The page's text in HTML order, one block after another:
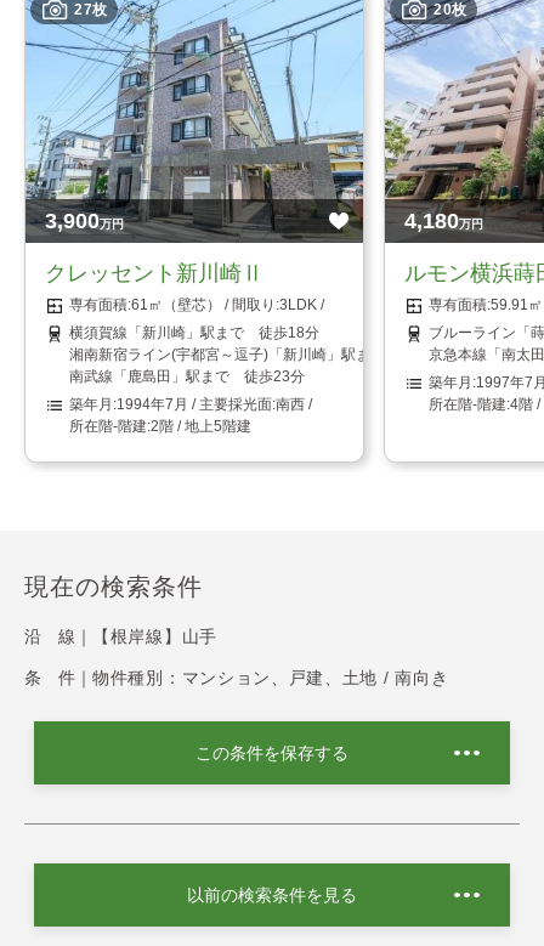
27枚
3,900万円
クレッセント新川崎Ⅱ
61㎡（壁芯）
3LDK
横須賀線「新川崎」駅まで 徒歩18分
湘南新宿ライン(宇都宮～逗子)「新川崎」駅まで 徒歩18分
南武線「鹿島田」駅まで 徒歩23分
1994年7月
南西
2階 / 地上5階建
20枚
4,180万円
ルモン横浜蒔
59.91
ブルーライン「
京急本線「南太
1997年7
4階 /
現在の検索条件
沿 線｜ 【根岸線】山手
条 件｜ 物件種別：マンション、戸建、土地 / 南向き
この条件を保存する
以前の検索条件を見る